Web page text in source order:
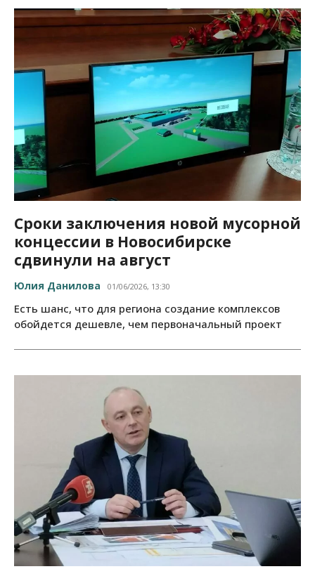
Сроки заключения новой мусорной
концессии в Новосибирске
сдвинули на август
Юлия Данилова 01/06/2026, 13:30
Есть шанс, что для региона создание комплексов
обойдется дешевле, чем первоначальный проект